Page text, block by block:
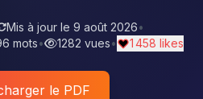
Mis à jour le 9 août 2026•
mots• 1282 vues• 1 458 likes
le PDF